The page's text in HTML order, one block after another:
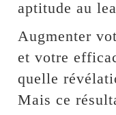
aptitude au
Augmenter
et votre
quelle
Mais ce